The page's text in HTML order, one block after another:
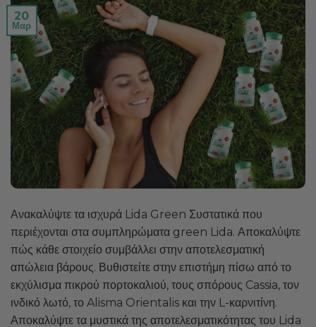
20
Μαρ
Ανακαλύψτε τα ισχυρά Lida Green Συστατικά που
περιέχονται στα συμπληρώματα green Lida. Αποκαλύψτε
πώς κάθε στοιχείο συμβάλλει στην αποτελεσματική
απώλεια βάρους. Βυθιστείτε στην επιστήμη πίσω από το
εκχύλισμα πικρού πορτοκαλιού, τους σπόρους Cassia, τον
ινδικό λωτό, το Alisma Orientalis και την L-καρνιτίνη.
Αποκαλύψτε τα μυστικά της αποτελεσματικότητας του Lida